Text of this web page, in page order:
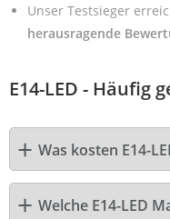
Unser Testsieger
herausragende
E14-LED - Häufig
Was kosten E14-
Welche E14-LED